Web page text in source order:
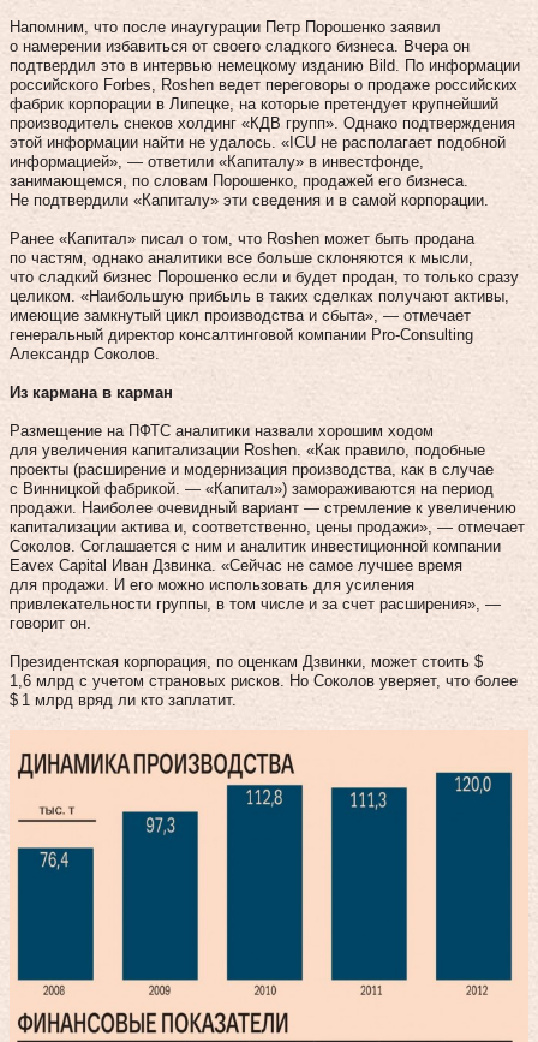
Напомним, что после инаугурации Петр Порошенко заявил
о намерении избавиться от своего сладкого бизнеса. Вчера он
подтвердил это в интервью немецкому изданию Bild. По информации
российского Forbes, Roshen ведет переговоры о продаже российских
фабрик корпорации в Липецке, на которые претендует крупнейший
производитель снеков холдинг «КДВ групп». Однако подтверждения
этой информации найти не удалось. «ICU не располагает подобной
информацией», — ответили «Капиталу» в инвестфонде,
занимающемся, по словам Порошенко, продажей его бизнеса.
Не подтвердили «Капиталу» эти сведения и в самой корпорации.
Ранее «Капитал» писал о том, что Roshen может быть продана
по час­­тям, однако аналитики все больше склоняются к мысли,
что сладкий бизнес Порошенко если и будет продан, то только сразу
целиком. «Наибольшую прибыль в таких сделках получают активы,
имеющие замк­нутый цикл производства и сбыта», — отмечает
генеральный директор консалтинговой компании Pro-Consulting
Александр Соколов.
Из кармана в карман
Размещение на ПФТС аналитики назвали хорошим ходом
для увеличения капитализации Roshen. «Как правило, подобные
проекты (расширение и модернизация производства, как в случае
с Винницкой фабрикой. — «Капитал») замораживаются на период
продажи. Наиболее очевидный вариант — стремление к увеличению
капитализации актива и, соответственно, цены продажи», — отмечает
Соколов. Соглашается с ним и аналитик инвестиционной компании
Eavex Capіtal Иван Дзвинка. «Сейчас не самое лучшее время
для продажи. И его можно использовать для усиления
привлекательности группы, в том числе и за счет расширения», —
говорит он.
Президентская корпорация, по оценкам Дзвинки, может стоить $
1,6 млрд с учетом страновых рисков. Но Соколов уверяет, что более
$ 1 млрд вряд ли кто заплатит.